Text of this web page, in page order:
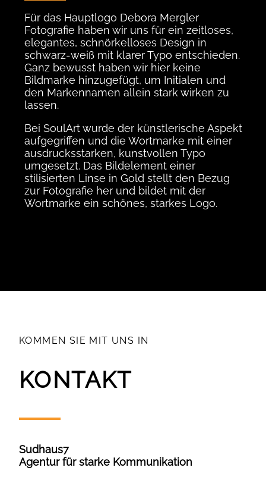
Für das Hauptlogo Debora Mergler
Fotografie haben wir uns für ein zeitloses,
elegantes, schnörkelloses Design in
schwarz-weiß mit klarer Typo entschieden.
Ganz bewusst haben wir hier keine
Bildmarke hinzugefügt, um Initialen und
den Markennamen allein stark wirken zu
lassen.
Bei SoulArt wurde der künstlerische Aspekt
aufgegriffen und die Wortmarke mit einer
ausdrucksstarken, kunstvollen Typo
umgesetzt. Das Bildelement einer
stilisierten Linse in Gold stellt den Bezug
zur Fotografie her und bildet mit der
Wortmarke ein schönes, starkes Logo.
KOMMEN SIE MIT UNS IN
KONTAKT
Sudhaus7
Agentur für starke Kommunikation